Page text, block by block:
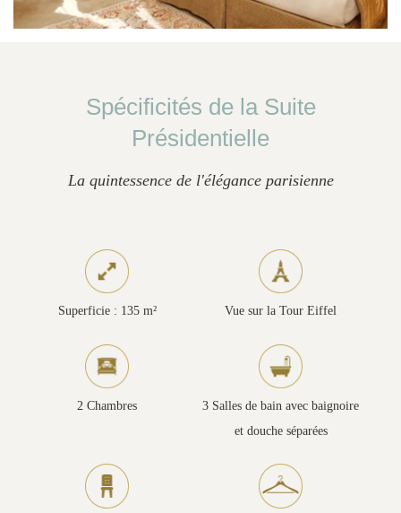
Spécificités de la Suite
Présidentielle
La quintessence de l'élégance parisienne
Superficie : 135 m² Vue sur la Tour Eiffel
2 Chambres
3 Salles de bain avec baignoire
et douche séparées